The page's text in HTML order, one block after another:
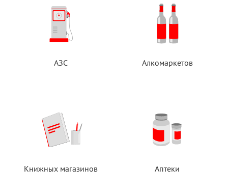
АЗС Алкомаркетов
Книжных магазинов Аптеки